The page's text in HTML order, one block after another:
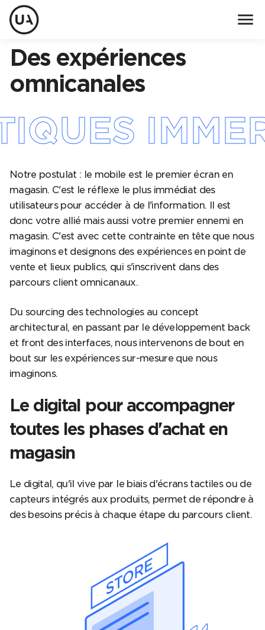
menu
Des expériences
omnicanales
Notre postulat : le mobile est le premier écran en
magasin. C'est le réflexe le plus immédiat des
utilisateurs pour accéder à de l'information. Il est
donc votre allié mais aussi votre premier ennemi en
magasin. C'est avec cette contrainte en tête que nous
imaginons et designons des expériences en point de
vente et lieux publics, qui s'inscrivent dans des
parcours client omnicanaux.
Du sourcing des technologies au concept
architectural, en passant par le développement back
et front des interfaces, nous intervenons de bout en
bout sur les expériences sur-mesure que nous
imaginons.
Le digital pour accompagner
toutes les phases d'achat en
magasin
Le digital, qu'il vive par le biais d'écrans tactiles ou de
capteurs intégrés aux produits, permet de répondre à
des besoins précis à chaque étape du parcours client.